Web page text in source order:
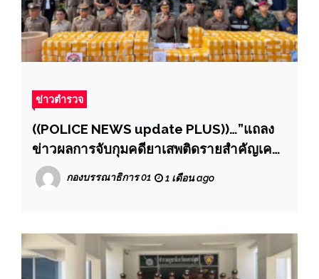
ข่าวตำรวจ
((POLICE NEWS update PLUS))…”แถลง
ข่าวผลการจับกุมคดียาเสพติดรายสำคัญเครือ
ข่ายโกดังสิงห์บุรี
กองบรรณาธิการ 01 1 เดือน ago